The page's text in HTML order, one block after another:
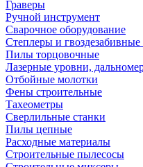
Граверы
Ручной инструмент
Сварочное оборудование
Степлеры и
Пилы торцовочные
Лазерные уровни,
Отбойные молотки
Фены строительные
Тахеометры
Сверлильные станки
Пилы цепные
Расходные материалы
Строительные пылесосы